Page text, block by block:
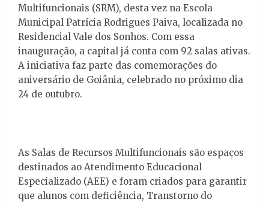
Multifuncionais (SRM), desta vez na Escola
Municipal Patrícia Rodrigues Paiva, localizada no
Residencial Vale dos Sonhos. Com essa
inauguração, a capital já conta com 92 salas ativas.
A iniciativa faz parte das comemorações do
aniversário de Goiânia, celebrado no próximo dia
24 de outubro.
As Salas de Recursos Multifuncionais são espaços
destinados ao Atendimento Educacional
Especializado (AEE) e foram criados para garantir
que alunos com deficiência, Transtorno do